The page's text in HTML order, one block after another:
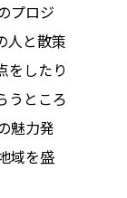
プロジ
人と散策
をしたり
うところ
魅力発
域を盛